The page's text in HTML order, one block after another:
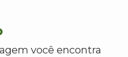
você encontra